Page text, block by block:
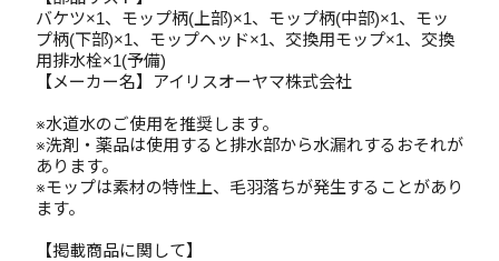
バケツ×1、モップ柄(上部)×1、モップ柄(中部)×1、モッ
プ柄(下部)×1、モップヘッド×1、交換用モップ×1、交換
用排水栓×1(予備)
【メーカー名】アイリスオーヤマ株式会社
※水道水のご使用を推奨します。
※洗剤・薬品は使用すると排水部から水漏れするおそれが
あります。
※モップは素材の特性上、毛羽落ちが発生することがあり
ます。
【掲載商品に関して】